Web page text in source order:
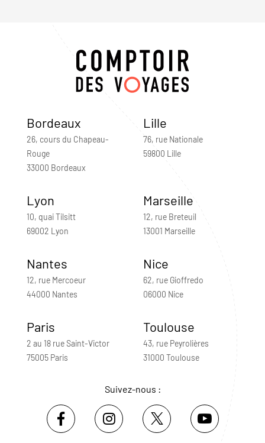
Bordeaux
26, cours du Chapeau-
Rouge
33000 Bordeaux
Lille
76, rue Nationale
59800 Lille
Lyon
10, quai Tilsitt
69002 Lyon
Marseille
12, rue Breteuil
13001 Marseille
Nantes
12, rue Mercoeur
44000 Nantes
Nice
62, rue Gioffredo
06000 Nice
Paris
2 au 18 rue Saint-Victor
75005 Paris
Toulouse
43, rue Peyrolières
31000 Toulouse
Suivez-nous :